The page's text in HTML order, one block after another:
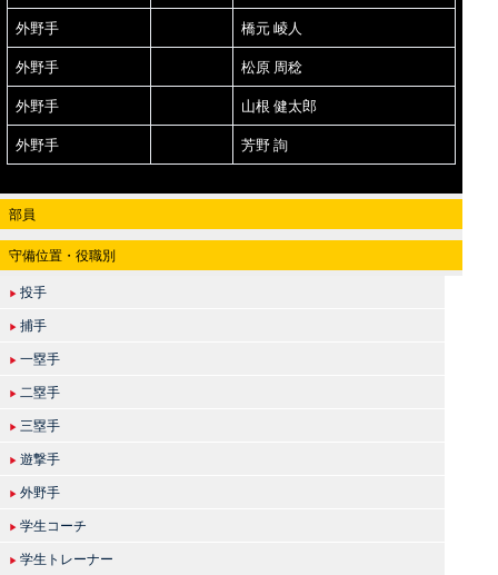
外野手 橋元 崚人
外野手 松原 周稔
外野手 山根 健太郎
外野手 芳野 詢
部員
守備位置・役職別
▶ 投手
▶ 捕手
▶ 一塁手
▶ 二塁手
▶ 三塁手
▶ 遊撃手
▶ 外野手
▶ 学生コーチ
▶ 学生トレーナー